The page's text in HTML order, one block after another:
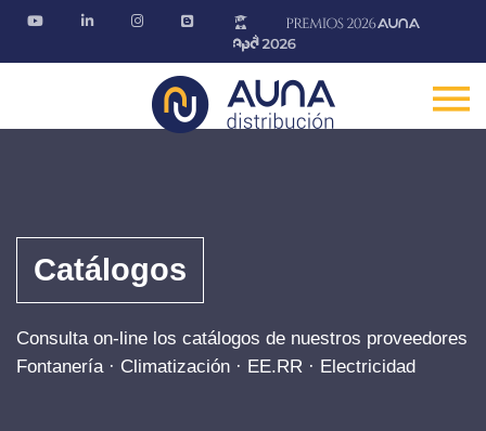
Catálogos
Consulta on-line los catálogos de nuestros proveedores
Fontanería · Climatización · EE.RR · Electricidad